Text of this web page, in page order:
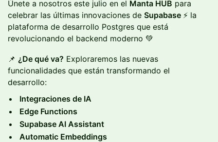
Únete a nosotros este julio en el Manta HUB para
celebrar las últimas innovaciones de Supabase ⚡ la
plataforma de desarrollo Postgres que está
revolucionando el backend moderno 💚
📌 ¿De qué va? Exploraremos las nuevas
funcionalidades que están transformando el
desarrollo:
Integraciones de IA
Edge Functions
Supabase AI Assistant
Automatic Embeddings